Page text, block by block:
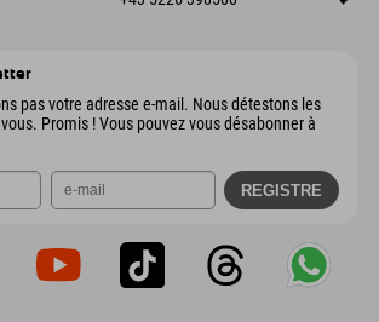
Informations d'arrivée
pas votre adresse e-mail. Nous détestons les
Promis ! Vous pouvez vous désabonner à